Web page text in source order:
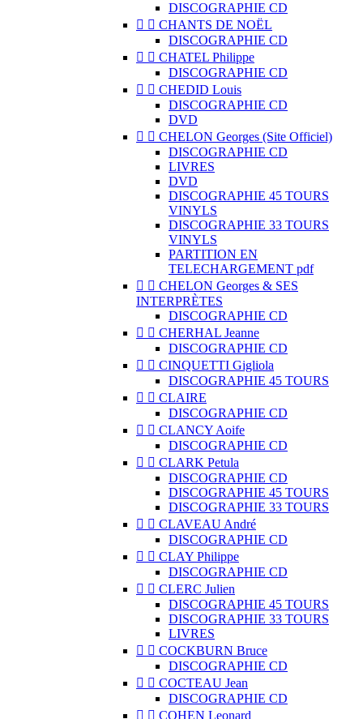
DISCOGRAPHIE CD
  CHANTS DE NOËL
DISCOGRAPHIE CD
  CHATEL Philippe
DISCOGRAPHIE CD
  CHEDID Louis
DISCOGRAPHIE CD
DVD
  CHELON Georges (Site Officiel)
DISCOGRAPHIE CD
LIVRES
DVD
DISCOGRAPHIE 45 TOURS
VINYLS
DISCOGRAPHIE 33 TOURS
VINYLS
PARTITION EN
TELECHARGEMENT pdf
  CHELON Georges & SES
INTERPRÈTES
DISCOGRAPHIE CD
  CHERHAL Jeanne
DISCOGRAPHIE CD
  CINQUETTI Gigliola
DISCOGRAPHIE 45 TOURS
  CLAIRE
DISCOGRAPHIE CD
  CLANCY Aoife
DISCOGRAPHIE CD
  CLARK Petula
DISCOGRAPHIE CD
DISCOGRAPHIE 45 TOURS
DISCOGRAPHIE 33 TOURS
  CLAVEAU André
DISCOGRAPHIE CD
  CLAY Philippe
DISCOGRAPHIE CD
  CLERC Julien
DISCOGRAPHIE 45 TOURS
DISCOGRAPHIE 33 TOURS
LIVRES
  COCKBURN Bruce
DISCOGRAPHIE CD
  COCTEAU Jean
DISCOGRAPHIE CD
  COHEN Leonard